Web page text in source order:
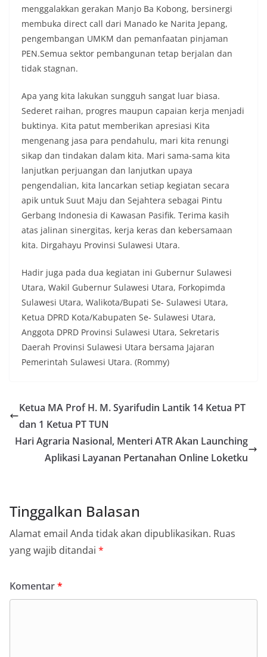
menggalakkan gerakan Manjo Ba Kobong, bersinergi
membuka direct call dari Manado ke Narita Jepang,
pengembangan UMKM dan pemanfaatan pinjaman
PEN.Semua sektor pembangunan tetap berjalan dan
tidak stagnan.
Apa yang kita lakukan sungguh sangat luar biasa.
Sederet raihan, progres maupun capaian kerja menjadi
buktinya. Kita patut memberikan apresiasi Kita
mengenang jasa para pendahulu, mari kita renungi
sikap dan tindakan dalam kita. Mari sama-sama kita
lanjutkan perjuangan dan lanjutkan upaya
pengendalian, kita lancarkan setiap kegiatan secara
apik untuk Suut Maju dan Sejahtera sebagai Pintu
Gerbang Indonesia di Kawasan Pasifik. Terima kasih
atas jalinan sinergitas, kerja keras dan kebersamaan
kita. Dirgahayu Provinsi Sulawesi Utara.
Hadir juga pada dua kegiatan ini Gubernur Sulawesi
Utara, Wakil Gubernur Sulawesi Utara, Forkopimda
Sulawesi Utara, Walikota/Bupati Se- Sulawesi Utara,
Ketua DPRD Kota/Kabupaten Se- Sulawesi Utara,
Anggota DPRD Provinsi Sulawesi Utara, Sekretaris
Daerah Provinsi Sulawesi Utara bersama Jajaran
Pemerintah Sulawesi Utara. (Rommy)
Ketua MA Prof H. M. Syarifudin Lantik 14 Ketua PT
dan 1 Ketua PT TUN
Hari Agraria Nasional, Menteri ATR Akan Launching
Aplikasi Layanan Pertanahan Online Loketku
Tinggalkan Balasan
Alamat email Anda tidak akan dipublikasikan. Ruas
yang wajib ditandai *
Komentar*